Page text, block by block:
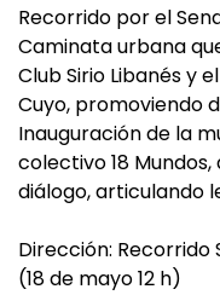
Recorrido por el
Caminata urbana
Club Sirio Libanés y
Cuyo, promoviendo
Inauguración de la
colectivo 18
diálogo, articulando
Dirección: Recorrido
(18 de mayo 12 h)